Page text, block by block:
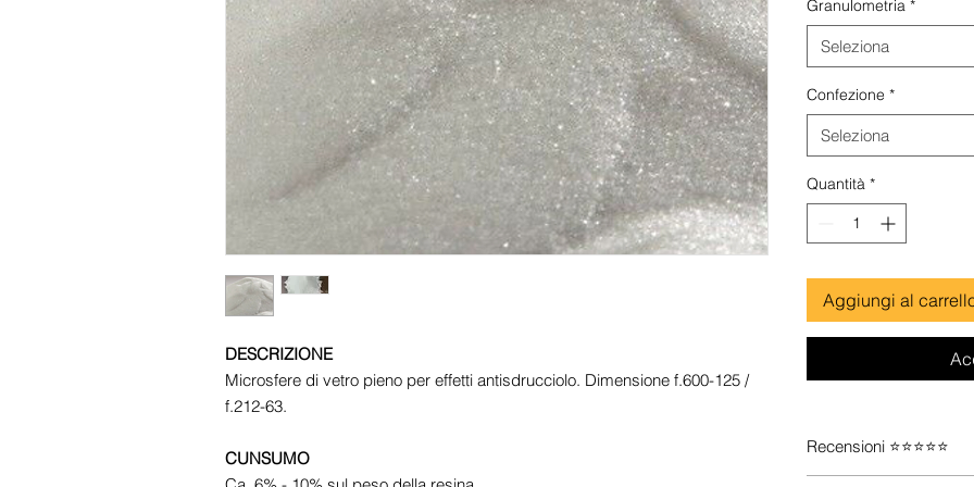
DESCRIZIONE
Microsfere di vetro pieno per effetti antisdrucciolo. Dimensione f.600-125 /
f.212-63.
CUNSUMO
Granulometria *
Seleziona
Confezione *
Seleziona
Quantità *
Aggiungi al
Recensioni ⭐⭐⭐⭐⭐